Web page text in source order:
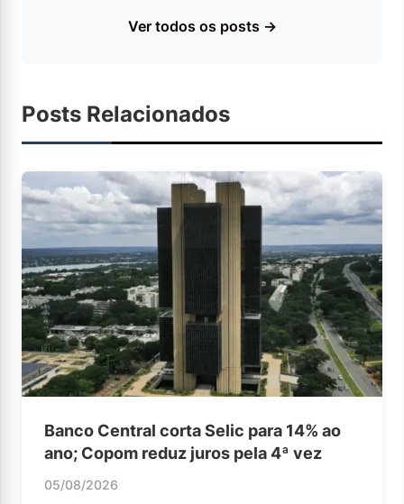
Ver todos os posts →
Posts Relacionados
Banco Central corta Selic para 14% ao
ano; Copom reduz juros pela 4ª vez
05/08/2026